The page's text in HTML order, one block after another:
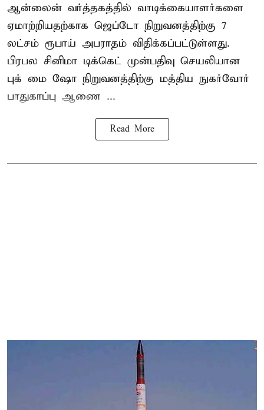
ஆன்லைன் வர்த்தகத்தில் வாடிக்கையாளர்களை
ஏமாற்றியதற்காக ஜெப்டோ நிறுவனத்திற்கு 7
லட்சம் ரூபாய் அபராதம் விதிக்கப்பட்டுள்ளது.
பிரபல சினிமா டிக்கெட் முன்பதிவு செயலியான
புக் மை ஷோ நிறுவனத்திற்கு மத்திய நுகர்வோர்
பாதுகாப்பு ஆணை ...
Read More